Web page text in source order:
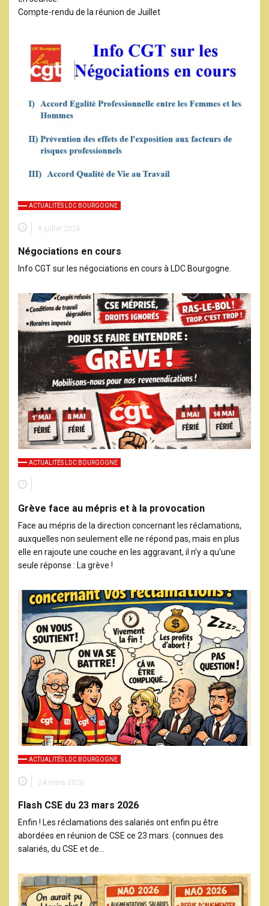
Compte-rendu de la réunion de Juillet
ACTUALITÉS LDC BOURGOGNE
8 juillet 2026
Négociations en cours
Info CGT sur les négociations en cours à LDC Bourgogne.
ACTUALITÉS LDC BOURGOGNE
Grève face au mépris et à la provocation
Face au mépris de la direction concernant les réclamations,
auxquelles non seulement elle ne répond pas, mais en plus
elle en rajoute une couche en les aggravant, il n’y a qu’une
seule réponse : La grève !
ACTUALITÉS LDC BOURGOGNE
24 mars 2026
Flash CSE du 23 mars 2026
Enfin ! Les réclamations des salariés ont enfin pu être
abordées en réunion de CSE ce 23 mars. (connues des
salariés, du CSE et de…